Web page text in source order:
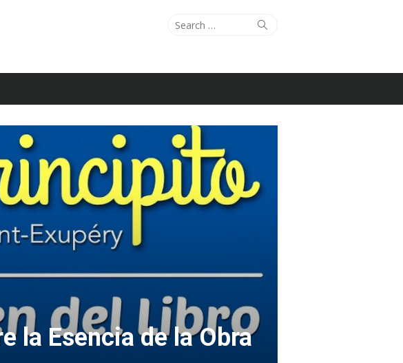
Search
Search
la Esencia de la Obra